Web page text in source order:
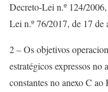
Decreto-Lei n.º 124/
Lei n.º 76/2017, de 17 de
2 – Os objetivos
estratégicos expressos no
constantes no anexo C